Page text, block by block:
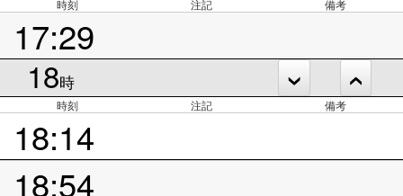
時刻 注記 備考
17:29
18時
時刻 注記 備考
18:14
18:54